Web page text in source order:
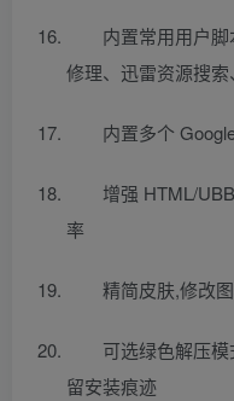
内置常用用户
修理、迅雷资源搜索
内置多个
增强 HTML/
率
精简皮肤,修改
可选绿色解压
留安装痕迹